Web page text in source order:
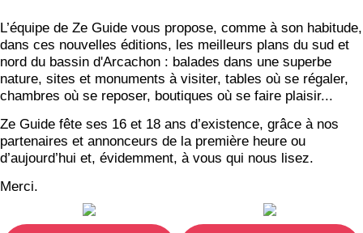
L’équipe de Ze Guide vous propose, comme à son habitude,
dans ces nouvelles éditions, les meilleurs plans du sud et
nord du bassin d'Arcachon : balades dans une superbe
nature, sites et monuments à visiter, tables où se régaler,
chambres où se reposer, boutiques où se faire plaisir...
Ze Guide fête ses 16 et 18 ans d’existence, grâce à nos
partenaires et annonceurs de la première heure ou
d’aujourd’hui et, évidemment, à vous qui nous lisez.
Merci.